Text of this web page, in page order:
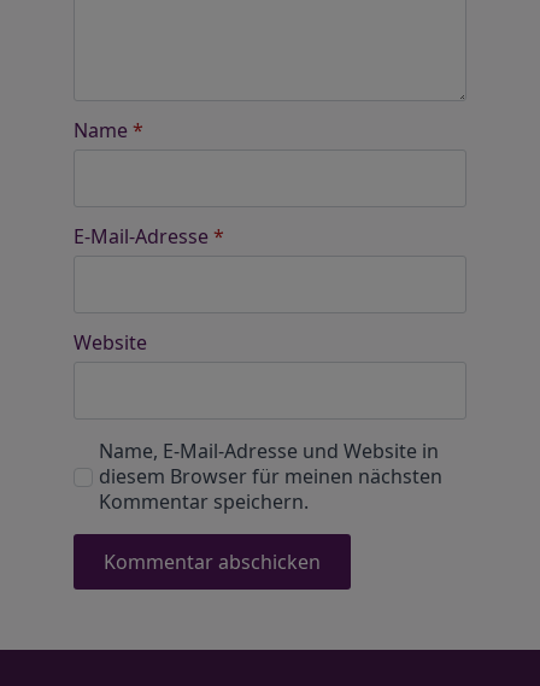
Name *
E-Mail-Adresse *
Website
Name, E-Mail-Adresse und Website in
diesem Browser für meinen nächsten
Kommentar speichern.